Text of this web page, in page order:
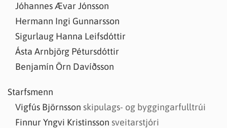
Jóhannes Ævar Jónsson
Hermann Ingi Gunnarsson
Sigurlaug Hanna Leifsdóttir
Ásta Arnbjörg Pétursdóttir
Benjamín Örn Davíðsson
Starfsmenn
Vigfús Björnsson skipulags- og byggingarfulltrúi
Finnur Yngvi Kristinsson sveitarstjóri